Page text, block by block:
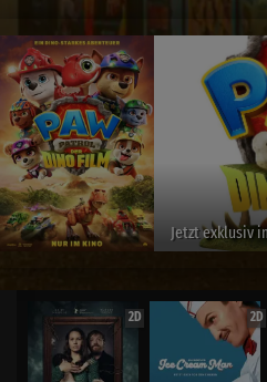
Jetzt exklusiv
2D 2D